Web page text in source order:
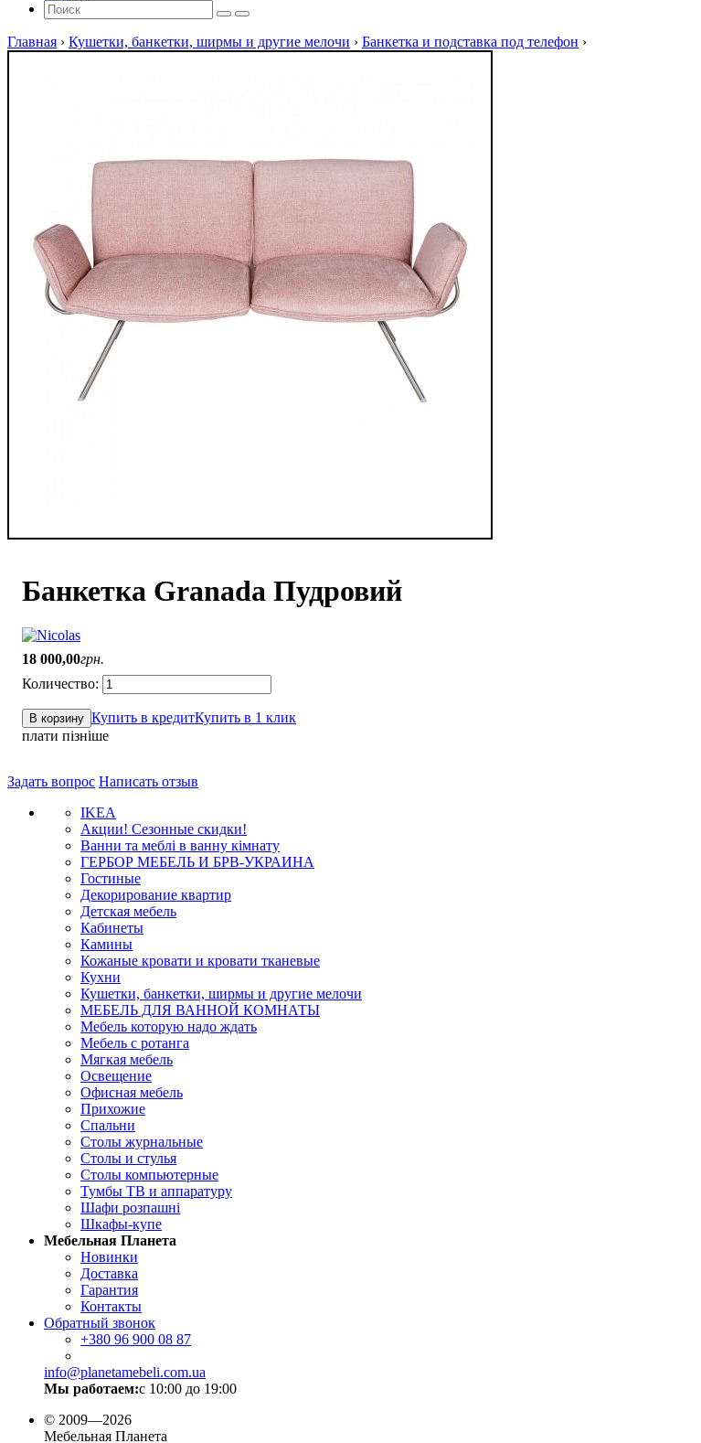
Главная › Кушетки, банкетки, ширмы и другие мелочи › Банкетка и подставка под телефон ›
Банкетка Granada Пудровий
18 000,00грн.
В корзину Купить в кредитКупить в 1 клик
плати пізніше
Задать вопрос Написать отзыв
IKEA
Акции! Сезонные скидки!
Ванни та меблі в ванну кімнату
ГЕРБОР МЕБЕЛЬ И БРВ-УКРАИНА
Гостиные
Декорирование квартир
Детская мебель
Кабинеты
Камины
Кожаные кровати и кровати тканевые
Кухни
Кушетки, банкетки, ширмы и другие мелочи
МЕБЕЛЬ ДЛЯ ВАННОЙ КОМНАТЫ
Мебель которую надо ждать
Мебель с ротанга
Мягкая мебель
Освещение
Офисная мебель
Прихожие
Спальни
Столы журнальные
Столы и стулья
Столы компьютерные
Тумбы ТВ и аппаратуру
Шафи розпашні
Шкафы-купе
Мебельная Планета
Новинки
Доставка
Гарантия
Контакты
Обратный звонок
+380 96 900 08 87
info@planetamebeli.com.ua
Мы работаем:с 10:00 до 19:00
© 2009—2026
Мебельная Планета